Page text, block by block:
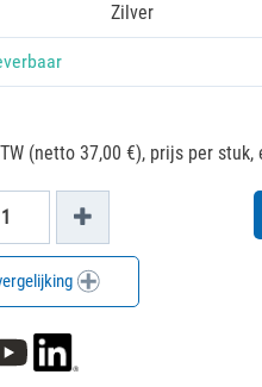
Zilver
(netto 37,00 €), prijs per stuk,